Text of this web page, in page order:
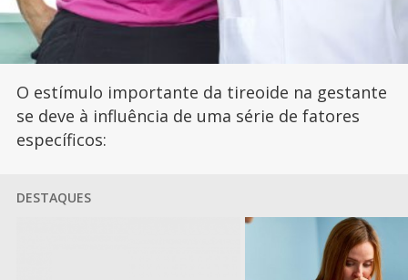
O estímulo importante da tireoide na gestante
se deve à influência de uma série de fatores
específicos:
DESTAQUES